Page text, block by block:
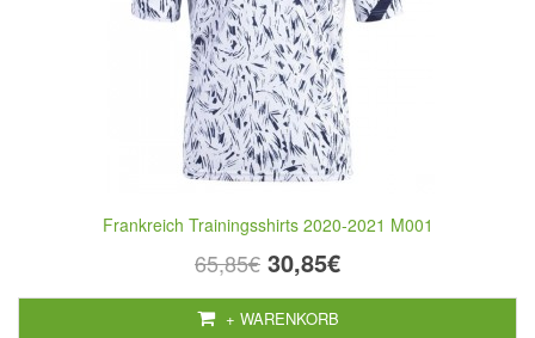
Frankreich Trainingsshirts 2020-2021 M001
65,85€ 30,85€
+ WARENKORB